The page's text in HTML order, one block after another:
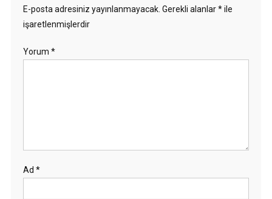
E-posta adresiniz yayınlanmayacak. Gerekli alanlar*ile
işaretlenmişlerdir
Yorum *
Ad *